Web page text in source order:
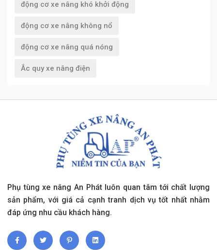
động cơ xe nâng khó khởi động
động cơ xe nâng không nổ
động cơ xe nâng quá nóng
Ắc quy xe nâng điện
Phụ tùng xe nâng An Phát luôn quan tâm tới chất lượng
sản phẩm, với giá cả cạnh tranh dịch vụ tốt nhất nhằm
đáp ứng nhu cầu khách hàng.